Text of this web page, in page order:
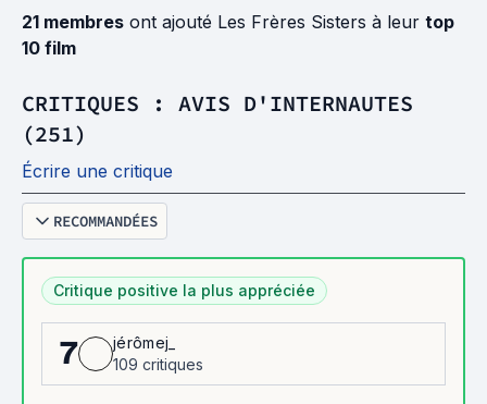
21 membres ont ajouté Les Frères Sisters à leur top
10 film
CRITIQUES : AVIS D'INTERNAUTES
(251)
Écrire une critique
RECOMMANDÉES
Critique positive la plus appréciée
7
jérômej_
109 critiques